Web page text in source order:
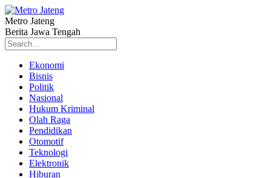
Metro Jateng
Berita Jawa Tengah
Ekonomi
Bisnis
Politik
Nasional
Hukum Kriminal
Olah Raga
Pendidikan
Otomotif
Teknologi
Elektronik
Hiburan